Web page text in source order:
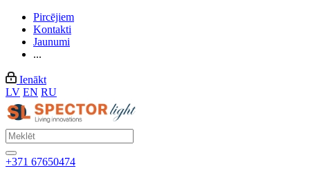
Pircējiem
Kontakti
Jaunumi
...
Ienākt
LV EN RU
+371 67650474